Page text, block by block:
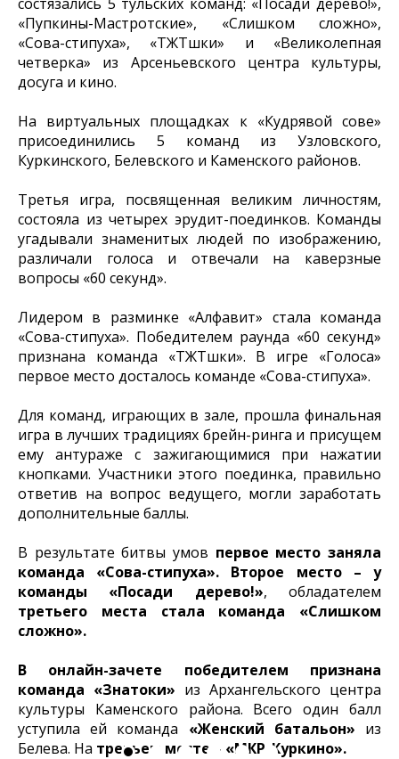
«Пупкины-Мастротские», «Слишком сложно»,
«Сова-стипуха», «ТЖТшки» и «Великолепная
четверка» из Арсеньевского центра культуры,
досуга и кино.
На виртуальных площадках к «Кудрявой сове»
присоединились 5 команд из Узловского,
Куркинского, Белевского и Каменского районов.
Третья игра, посвященная великим личностям,
состояла из четырех эрудит-поединков. Команды
угадывали знаменитых людей по изображению,
различали голоса и отвечали на каверзные
вопросы «60 секунд».
Лидером в разминке «Алфавит» стала команда
«Сова-стипуха». Победителем раунда «60 секунд»
признана команда «ТЖТшки». В игре «Голоса»
первое место досталось команде «Сова-стипуха».
Для команд, играющих в зале, прошла финальная
игра в лучших традициях брейн-ринга и присущем
ему антураже с зажигающимися при нажатии
кнопками. Участники этого поединка, правильно
ответив на вопрос ведущего, могли заработать
дополнительные баллы.
В результате битвы умов первое место заняла
команда «Сова-стипуха».
Второе место – у
команды «Посади дерево!», обладателем
третьего места стала команда «Слишком
сложно».
В онлайн-зачете победителем признана
команда «Знатоки» из Архангельского центра
культуры Каменского района. Всего один балл
уступила ей команда «Женский батальон» из
Белева. На третьем месте – «МКР_Куркино».